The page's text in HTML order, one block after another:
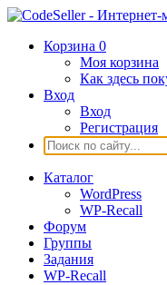
Корзина 0
Моя корзина
Как здесь
Вход
Вход
Регистрация
Каталог
WordPress
WP-Recall
Форум
Группы
Задания
WP-Recall